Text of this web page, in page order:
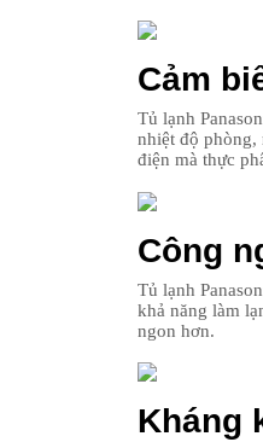
Cảm
Tủ lạnh
nhiệt độ phòng,
điện mà thực
Công
Tủ lạnh
khả năng làm
ngon hơn.
Kháng